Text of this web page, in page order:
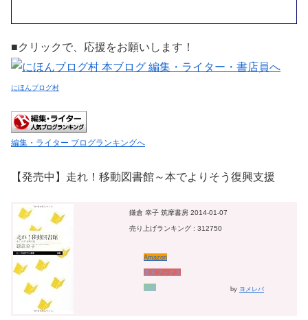
■クリックで、応援をお願いします！
にほんブログ村
編集・ライター ブログランキングへ
【発売中】走れ！移動図書館～本でよりそう復興支援
鎌倉 幸子 筑摩書房 2014-01-07
売り上げランキング : 312750
Amazon
楽天ブックス
7net by ヨメレバ